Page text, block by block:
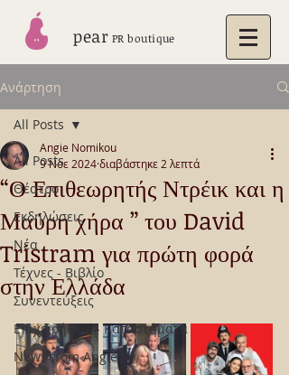
pear PR boutique
Ανάρτηση
All Posts
Θέατρο
Εκδηλώσεις
Νέα
Τέχνες - Βιβλίο
Συνεντεύξεις
Επιχειρήσεις - Καταστήματα
News from Angie
All Posts
“Ο Επιθεωρητής Ντρέικ και η
Μαύρη χήρα ” του David
Tristram για πρώτη φορά
στην Ελλάδα
Angie Nomikou
9 Νοε 2024διαβάστηκε 2 λεπτά